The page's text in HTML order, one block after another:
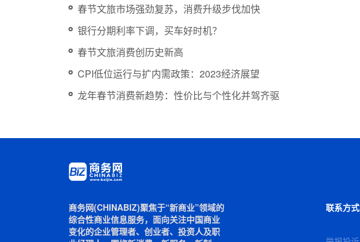
春节文旅市场强劲复苏，消费升级步伐加快
银行分期利率下调，买车好时机？
春节文旅消费创历史新高
CPI低位运行与扩内需政策：2023经济展望
龙年春节消费新趋势：性价比与个性化并驾齐驱
商务网(CHINABIZ)聚焦于“新商业”领域的
综合性商业信息服务，面向关注中国商业
变化的企业管理者、创业者、投资人及职
联系方式